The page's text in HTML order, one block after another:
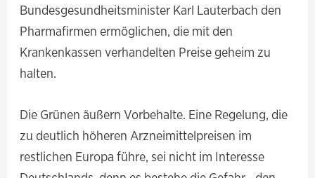
Bundesgesundheitsminister Karl Lauterbach den
Pharmafirmen ermöglichen, die mit den
Krankenkassen verhandelten Preise geheim zu
halten.
Die Grünen äußern Vorbehalte. Eine Regelung, die
zu deutlich höheren Arzneimittelpreisen im
restlichen Europa führe, sei nicht im Interesse